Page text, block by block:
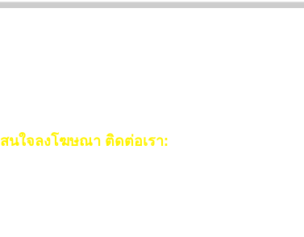
สนใจลงโฆษณา ติดต่อเรา: